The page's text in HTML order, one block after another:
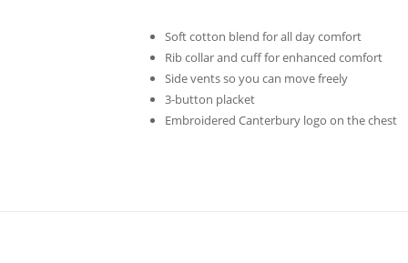
Soft cotton blend for all day comfort
Rib collar and cuff for enhanced comfort
Side vents so you can move freely
3-button placket
Embroidered Canterbury logo on the chest